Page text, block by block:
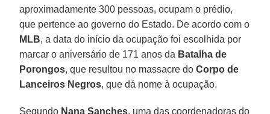
aproximadamente 300 pessoas, ocupam o prédio,
que pertence ao governo do Estado. De acordo com o
MLB, a data do início da ocupação foi escolhida por
marcar o aniversário de 171 anos da Batalha de
Porongos, que resultou no massacre doCorpo de
Lanceiros Negros, que dá nome à ocupação.
Segundo Nana Sanches, uma das coordenadoras do